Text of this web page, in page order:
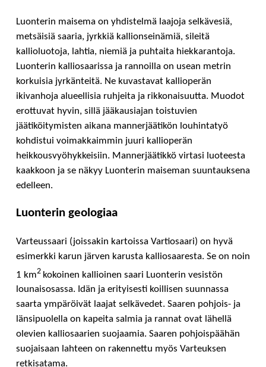
Luonterin maisema on yhdistelmä laajoja selkävesiä,
metsäisiä saaria, jyrkkiä kallionseinämiä, sileitä
kallioluotoja, lahtia, niemiä ja puhtaita hiekkarantoja.
Luonterin kalliosaarissa ja rannoilla on usean metrin
korkuisia jyrkänteitä. Ne kuvastavat kallioperän
ikivanhoja alueellisia ruhjeita ja rikkonaisuutta. Muodot
erottuvat hyvin, sillä jääkausiajan toistuvien
jäätiköitymisten aikana mannerjäätikön louhintatyö
kohdistui voimakkaimmin juuri kallioperän
heikkousvyöhykkeisiin. Mannerjäätikkö virtasi luoteesta
kaakkoon ja se näkyy Luonterin maiseman suuntauksena
edelleen.
Luonterin geologiaa
Varteussaari (joissakin kartoissa Vartiosaari) on hyvä
esimerkki karun järven karusta kalliosaaresta. Se on noin
1 km2 kokoinen kallioinen saari Luonterin vesistön
lounaisosassa. Idän ja erityisesti koillisen suunnassa
saarta ympäröivät laajat selkävedet. Saaren pohjois- ja
länsipuolella on kapeita salmia ja rannat ovat lähellä
olevien kalliosaarien suojaamia. Saaren pohjoispäähän
suojaisaan lahteen on rakennettu myös Varteuksen
retkisatama.